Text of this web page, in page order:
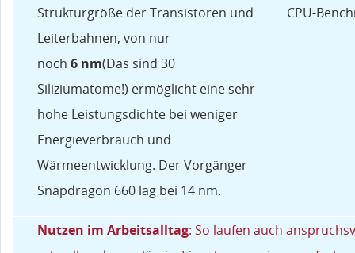
Strukturgröße der Transistoren und
Leiterbahnen, von nur
noch 6 nm(Das sind 30
Siliziumatome!) ermöglicht eine sehr
hohe Leistungsdichte bei weniger
Energieverbrauch und
Wärmeentwicklung. Der Vorgänger
Snapdragon 660 lag bei 14 nm.
Nutzen im Arbeitsalltag: So laufen auch